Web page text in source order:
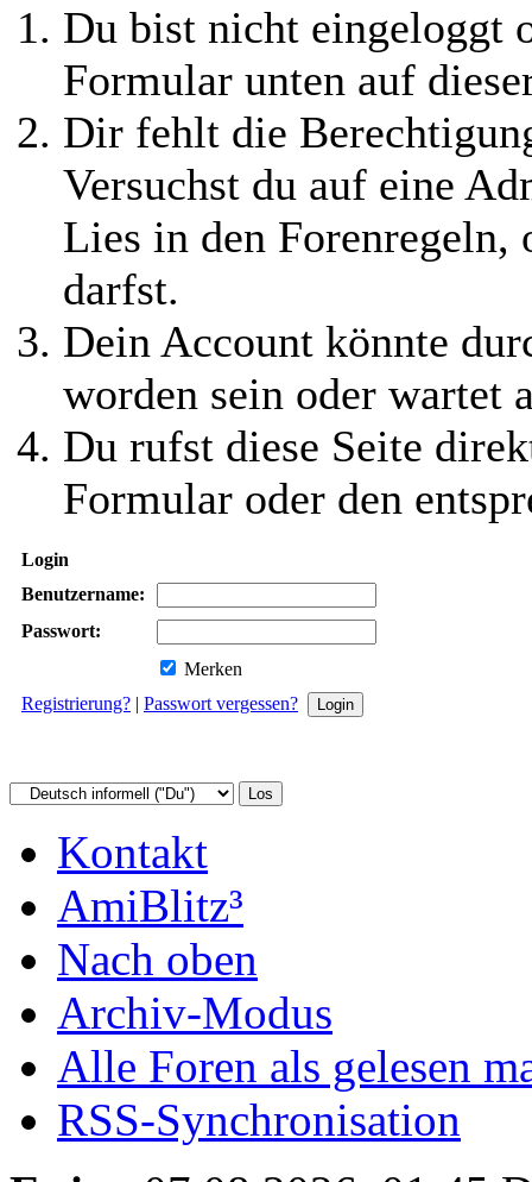
Du bist nicht eingeloggt
Formular unten auf
Dir fehlt die
Versuchst du auf eine
Lies in den Forenregeln,
darfst.
Dein Account könnte
worden sein oder wartet
Du rufst diese Seite
Formular oder den
Login
Benutzername:
Passwort:
Merken
Registrierung? | Passwort vergessen?
Kontakt
AmiBlitz³
Nach oben
Archiv-Modus
Alle Foren als gelesen
RSS-Synchronisation